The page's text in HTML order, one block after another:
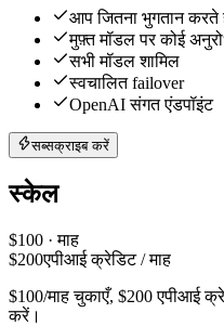
आप जितना भुगतान करते
मुफ़्त मॉडल पर कोई
सभी मॉडल शामिल
स्वचालित failover
OpenAI संगत एंडपॉइंट
सब्सक्राइब करें
स्केल
$100 · माह
$200एपीआई क्रेडिट / माह
$100/माह चुकाएँ, $200 एपीआई
करें।